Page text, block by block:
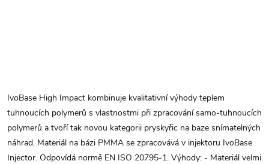
IvoBase High Impact kombinuje kvalitativní výhody teplem
tuhnoucích polymerů s vlastnostmi při zpracování samo-tuhnoucích
polymerů a tvoří tak novou kategorii pryskyřic na baze snímatelných
náhrad. Materiál na bázi PMMA se zpracovává v injektoru IvoBase
Injector. Odpovídá normě EN ISO 20795-1. Výhody: - Materiál velmi